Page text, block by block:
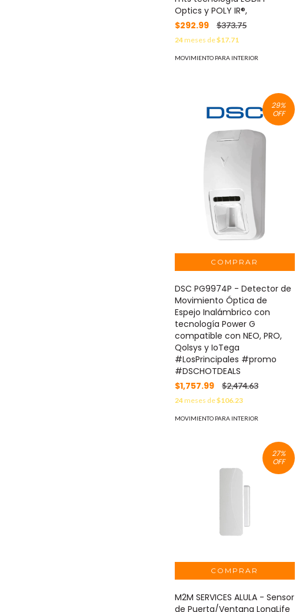
Optics y POLY IR®,
$292.99
$373.75
24meses de$17.71
MOVIMIENTO PARA INTERIOR
29%
OFF
DSC PG9974P - Detector de
Movimiento Óptica de
Espejo Inalámbrico con
tecnología Power G
compatible con NEO, PRO,
Qolsys y IoTega
#LosPrincipales #promo
#DSCHOTDEALS
$1,757.99
$2,474.63
24meses de$106.23
MOVIMIENTO PARA INTERIOR
27%
OFF
M2M SERVICES ALULA - Sensor
de Puerta/Ventana LongLife